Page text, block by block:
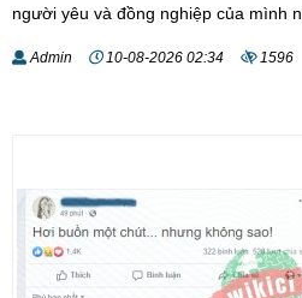
người yêu và đồng nghiệp của mình
Admin 10-08-2026 02:34 1596